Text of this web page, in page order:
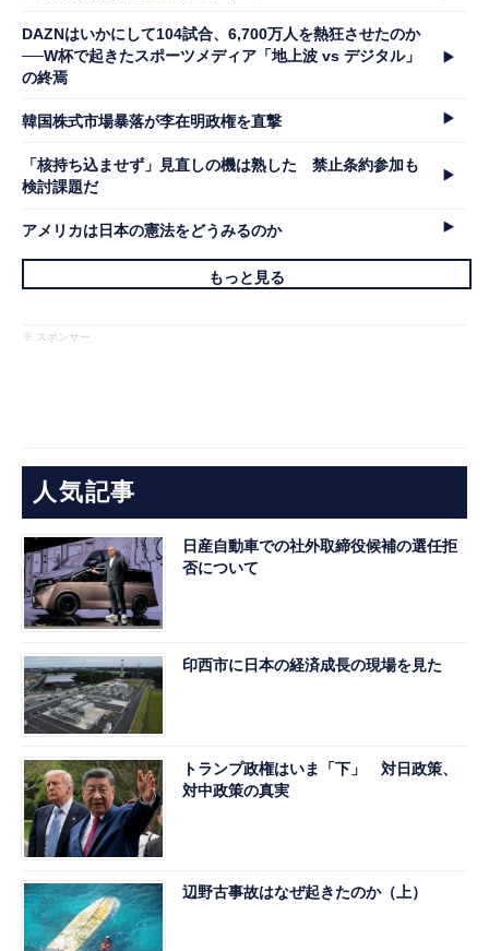
DAZNはいかにして104試合、6,700万人を熱狂させたのか
──W杯で起きたスポーツメディア「地上波 vs デジタル」
の終焉
韓国株式市場暴落が李在明政権を直撃
「核持ち込ませず」見直しの機は熟した 禁止条約参加も
検討課題だ
アメリカは日本の憲法をどうみるのか
もっと見る
※ スポンサー
人気記事
日産自動車での社外取締役候補の選任拒
否について
印西市に日本の経済成長の現場を見た
トランプ政権はいま「下」 対日政策、
対中政策の真実
辺野古事故はなぜ起きたのか（上）